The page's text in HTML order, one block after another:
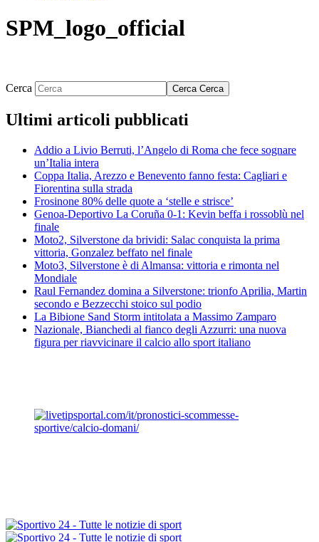
SPM_logo_official
Cerca Cerca Cerca
Ultimi articoli pubblicati
Addio a Livio Berruti, l’Angelo di Roma che fece sognare
un’Italia intera
Coppa Italia, Arezzo e Benevento fanno festa: Cagliari e
Fiorentina sulla strada
Frosinone 80% delle quote a ‘stelle e strisce’
Genoa-Deportivo La Coruña 0-1: Kevin beffa i rossoblù nel
finale
Moto2, Silverstone da brividi: Salac conquista la prima
vittoria, Gonzalez beffato nel finale
Moto3, Silverstone è di Almansa: vittoria e rimonta nel
Mondiale
Raul Fernandez domina a Silverstone: trionfo Aprilia, Martin
secondo e Bezzecchi stoico sul podio
La Bibione Sand Storm intitolata a Massimo Zamparo
Nazionale, Bianchedi al fianco degli Azzurri: una nuova
figura per riavvicinare il calcio allo sport italiano